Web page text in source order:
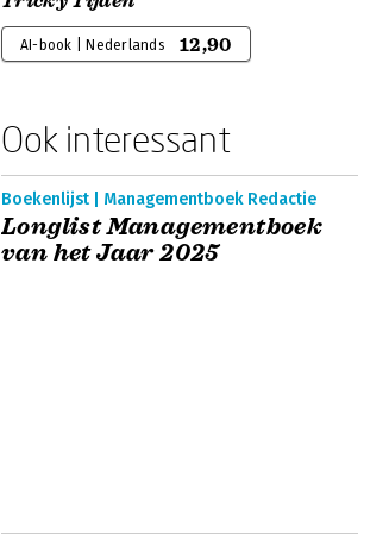
AI-book | Nederlands 12,90
Ook interessant
Boekenlijst | Managementboek Redactie
Longlist Managementboek
van het Jaar 2025